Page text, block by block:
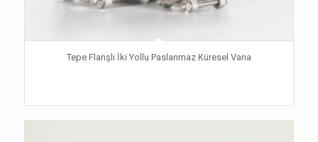
Tepe Flanşlı İki Yollu Paslanmaz Küresel Vana